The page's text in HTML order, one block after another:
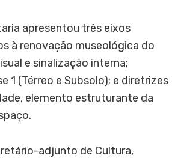
apresentou três eixos
à renovação museológica do
e sinalização interna;
1 (Térreo e Subsolo); e diretrizes
elemento estruturante da
adjunto de Cultura,